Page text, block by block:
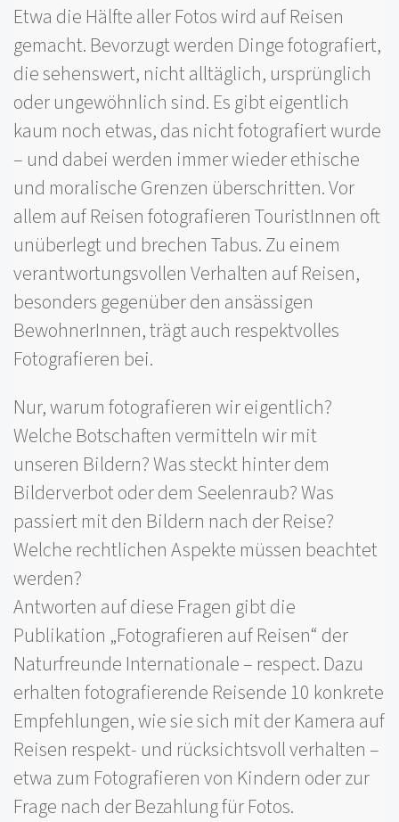
Etwa die Hälfte aller Fotos wird auf Reisen
gemacht. Bevorzugt werden Dinge fotografiert,
die sehenswert, nicht alltäglich, ursprünglich
oder ungewöhnlich sind. Es gibt eigentlich
kaum noch etwas, das nicht fotografiert wurde
– und dabei werden immer wieder ethische
und moralische Grenzen überschritten. Vor
allem auf Reisen fotografieren TouristInnen oft
unüberlegt und brechen Tabus. Zu einem
verantwortungsvollen Verhalten auf Reisen,
besonders gegenüber den ansässigen
BewohnerInnen, trägt auch respektvolles
Fotografieren bei.
Nur, warum fotografieren wir eigentlich?
Welche Botschaften vermitteln wir mit
unseren Bildern? Was steckt hinter dem
Bilderverbot oder dem Seelenraub? Was
passiert mit den Bildern nach der Reise?
Welche rechtlichen Aspekte müssen beachtet
werden?
Antworten auf diese Fragen gibt die
Publikation „Fotografieren auf Reisen“ der
Naturfreunde Internationale – respect. Dazu
erhalten fotografierende Reisende 10 konkrete
Empfehlungen, wie sie sich mit der Kamera auf
Reisen respekt- und rücksichtsvoll verhalten –
etwa zum Fotografieren von Kindern oder zur
Frage nach der Bezahlung für Fotos.